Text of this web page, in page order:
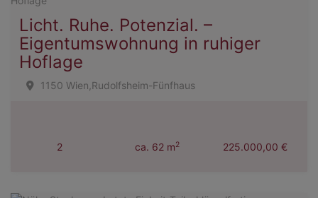
Licht. Ruhe. Potenzial. –
Eigentumswohnung in ruhiger
Hoflage
1150 Wien,Rudolfsheim-Fünfhaus
2 ca. 62 m2 225.000,00 €